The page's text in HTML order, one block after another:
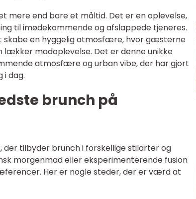
mere end bare et måltid. Det er en oplevelse,
til imødekommende og afslappede tjeneres.
skabe en hyggelig atmosfære, hvor gæsterne
lækker madoplevelse. Det er denne unikke
atmosfære og urban vibe, der har gjort
dag.
brunch på
tilbyder brunch i forskellige stilarter og
morgenmad eller eksperimenterende fusion
Her er nogle steder, der er værd at